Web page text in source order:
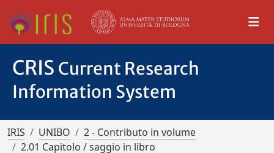
CRIS Current Research
Information System
IRIS UNIBO
2 - Contributo in volume
2.01 Capitolo / saggio in libro